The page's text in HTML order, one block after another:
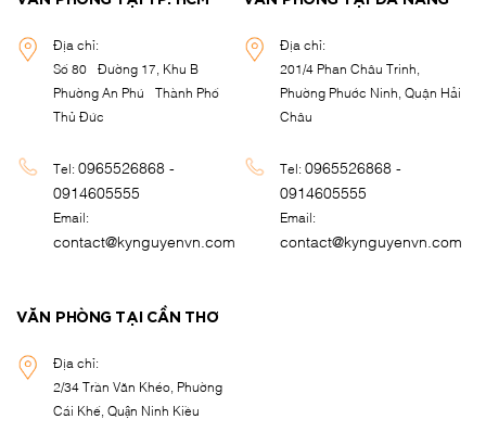
Địa chỉ:
Số 80 - Đường 17, Khu B -
Phường An Phú - Thành Phố
Thủ Đức
Tel:0965526868 -
0914605555
Email:
contact@kynguyenvn.com
Địa chỉ:
201/4 Phan Châu Trinh,
Phường Phước Ninh, Quận Hải
Châu
Tel:0965526868 -
0914605555
Email:
contact@kynguyenvn.com
VĂN PHÒNG TẠI CẦN THƠ
Địa chỉ:
2/34 Trần Văn Khéo, Phường
Cái Khế, Quận Ninh Kiều